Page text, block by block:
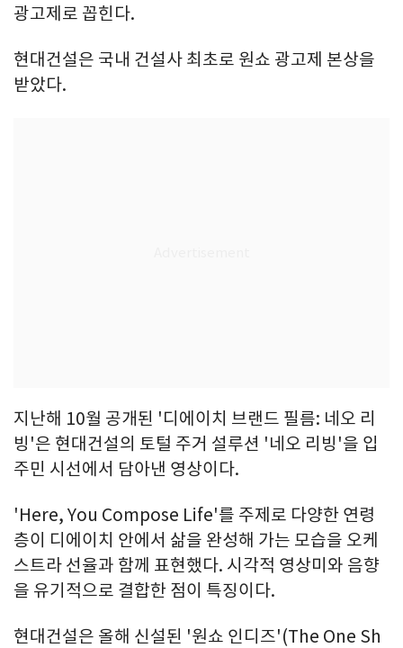
광고제로 꼽힌다.
현대건설은 국내 건설사 최초로 원쇼 광고제 본상을
받았다.
지난해 10월 공개된 '디에이치 브랜드 필름: 네오 리
빙'은 현대건설의 토털 주거 설루션 '네오 리빙'을 입
주민 시선에서 담아낸 영상이다.
'Here, You Compose Life'를 주제로 다양한 연령
층이 디에이치 안에서 삶을 완성해 가는 모습을 오케
스트라 선율과 함께 표현했다. 시각적 영상미와 음향
을 유기적으로 결합한 점이 특징이다.
현대건설은 올해 신설된 '원쇼 인디즈'(The One Sh